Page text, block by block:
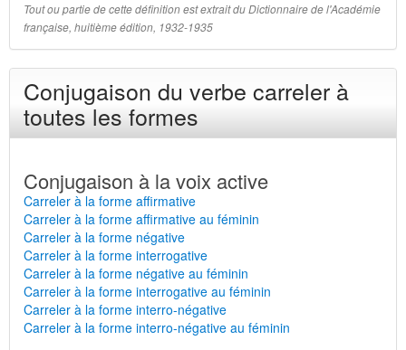
Tout ou partie de cette définition est extrait du Dictionnaire de l'Académie
française, huitième édition, 1932-1935
Conjugaison du verbe carreler à
toutes les formes
Conjugaison à la voix active
Carreler à la forme affirmative
Carreler à la forme affirmative au féminin
Carreler à la forme négative
Carreler à la forme interrogative
Carreler à la forme négative au féminin
Carreler à la forme interrogative au féminin
Carreler à la forme interro-négative
Carreler à la forme interro-négative au féminin